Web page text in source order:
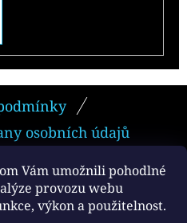
Vám umožnili pohodlné
provozu webu
výkon a použitelnost.
osobních údajů